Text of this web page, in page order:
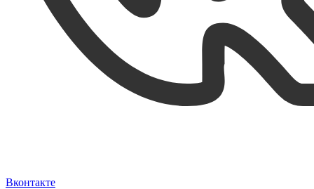
Вконтакте